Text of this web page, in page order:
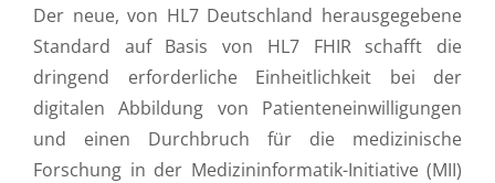
Der neue, von HL7 Deutschland herausgegebene
Standard auf Basis von HL7 FHIR schafft die
dringend erforderliche Einheitlichkeit bei der
digitalen Abbildung von Patienteneinwilligungen
und einen Durchbruch für die medizinische
Forschung in der Medizininformatik-Initiative (MII)